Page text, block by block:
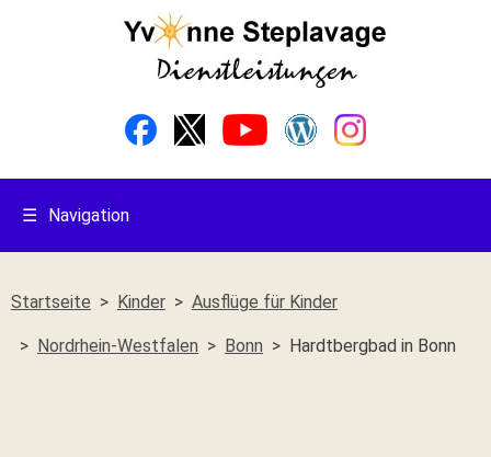
☰ Navigation
Startseite Kinder Ausflüge für Kinder
Nordrhein-Westfalen Bonn Hardtbergbad in Bonn